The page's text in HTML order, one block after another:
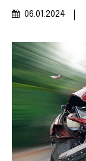
06.01.2024